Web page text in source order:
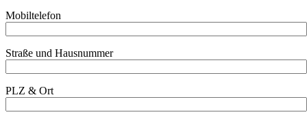
Mobiltelefon
Straße und Hausnummer
PLZ & Ort